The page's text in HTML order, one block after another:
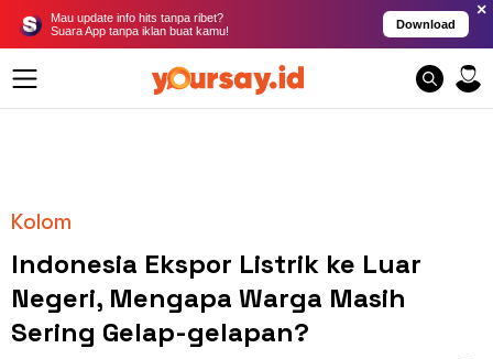
Mau update info hits tanpa ribet?
Suara App tanpa iklan buat kamu!
Download
×
Kolom
Indonesia Ekspor Listrik ke Luar
Negeri, Mengapa Warga Masih
Sering Gelap-gelapan?